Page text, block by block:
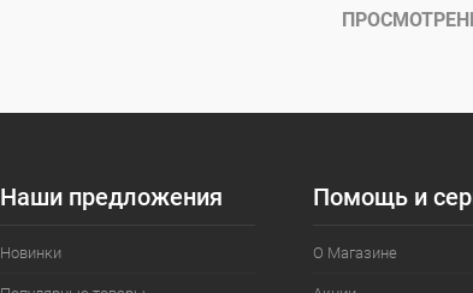
Наши предложения
Новинки
Помощь и
О Магазине